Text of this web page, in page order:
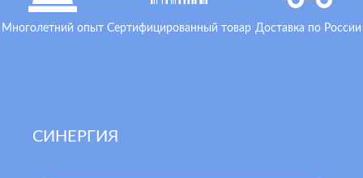
Многолетний опыт Сертифицированный товар Доставка по России
СИНЕРГИЯ